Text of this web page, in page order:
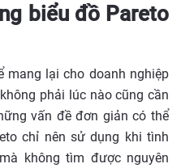
biểu đồ Pareto
mang lại cho doanh nghiệp
phải lúc nào cũng cần
vấn đề đơn giản có thể
chỉ nên sử dụng khi tình
không tìm được nguyên